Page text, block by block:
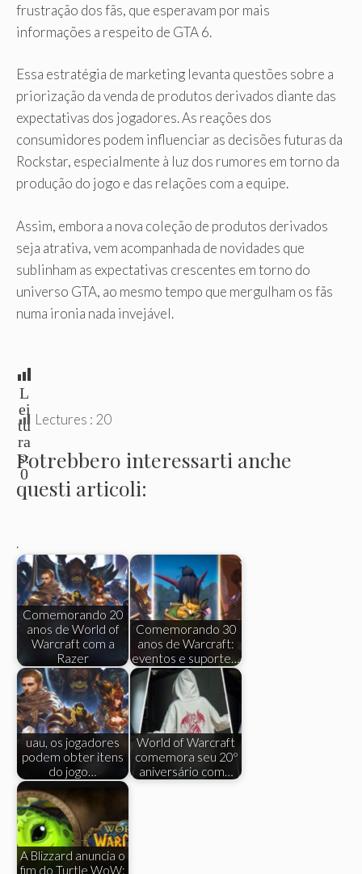
frustração dos fãs, que esperavam por mais
informações a respeito de GTA 6.
Essa estratégia de marketing levanta questões sobre a
priorização da venda de produtos derivados diante das
expectativas dos jogadores. As reações dos
consumidores podem influenciar as decisões futuras da
Rockstar, especialmente à luz dos rumores em torno da
produção do jogo e das relações com a equipe.
Assim, embora a nova coleção de produtos derivados
seja atrativa, vem acompanhada de novidades que
sublinham as expectativas crescentes em torno do
universo GTA, ao mesmo tempo que mergulham os fãs
numa ironia nada invejável.
L
ei
tu
ra
s:
0
Lectures : 20
Potrebbero interessarti anche
questi articoli:
.
Comemorando 20
anos de World of
Warcraft com a
Razer
Comemorando 30
anos de Warcraft:
eventos e suporte…
uau, os jogadores
podem obter itens
do jogo…
World of Warcraft
comemora seu 20º
aniversário com…
A Blizzard anuncia o
fim do Turtle WoW: